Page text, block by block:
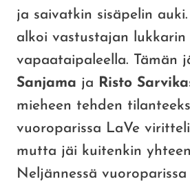
ja saivatkin sisäpelin
alkoi vastustajan lukkarin
vapaataipaleella. Tämän
Sanjama ja Risto
mieheen tehden
vuoroparissa LaVe
mutta jäi kuitenkin
Neljännessä